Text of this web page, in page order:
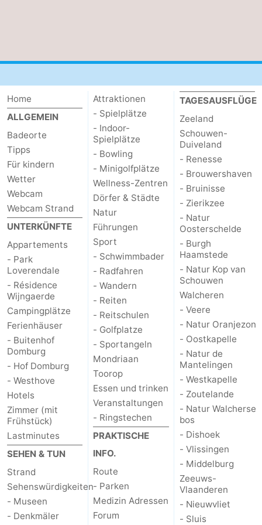
Home
ALLGEMEIN
Badeorte
Tipps
Für kindern
Wetter
Webcam
Webcam Strand
UNTERKÜNFTE
Appartements
- Park
Loverendale
- Résidence
Wijngaerde
Campingplätze
Ferienhäuser
- Buitenhof
Domburg
- Hof Domburg
- Westhove
Hotels
Zimmer (mit
Frühstück)
Lastminutes
SEHEN & TUN
Strand
Sehenswürdigkeiten
- Museen
- Denkmäler
Attraktionen
- Spielplätze
- Indoor-
Spielplätze
- Bowling
- Minigolfplätze
Wellness-Zentren
Dörfer & Städte
Natur
Führungen
Sport
- Schwimmbader
- Radfahren
- Wandern
- Reiten
- Reitschulen
- Golfplatze
- Sportangeln
Mondriaan
Toorop
Essen und trinken
Veranstaltungen
- Ringstechen
PRAKTISCHE
INFO.
Route
- Parken
Medizin Adressen
Forum
TAGESAUSFLÜGE
Zeeland
Schouwen-
Duiveland
- Renesse
- Brouwershaven
- Bruinisse
- Zierikzee
- Natur
Oosterschelde
- Burgh
Haamstede
- Natur Kop van
Schouwen
Walcheren
- Veere
- Natur Oranjezon
- Oostkapelle
- Natur de
Mantelingen
- Westkapelle
- Zoutelande
- Natur Walcherse
bos
- Dishoek
- Vlissingen
- Middelburg
Zeeuws-
Vlaanderen
- Nieuwvliet
- Sluis